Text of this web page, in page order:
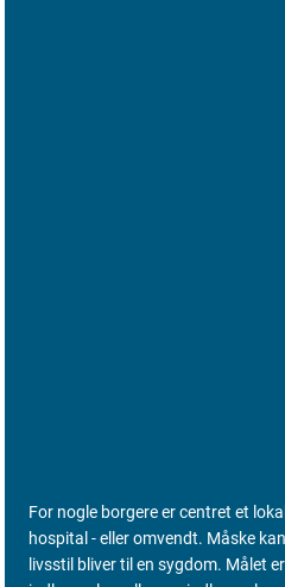
For nogle borgere er centret et
hospital - eller omvendt. Måske
livsstil bliver til en sygdom. Målet